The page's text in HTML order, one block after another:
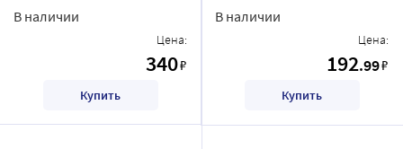
В наличии
Цена:
340₽
Купить
В наличии
Цена:
192.99₽
Купить